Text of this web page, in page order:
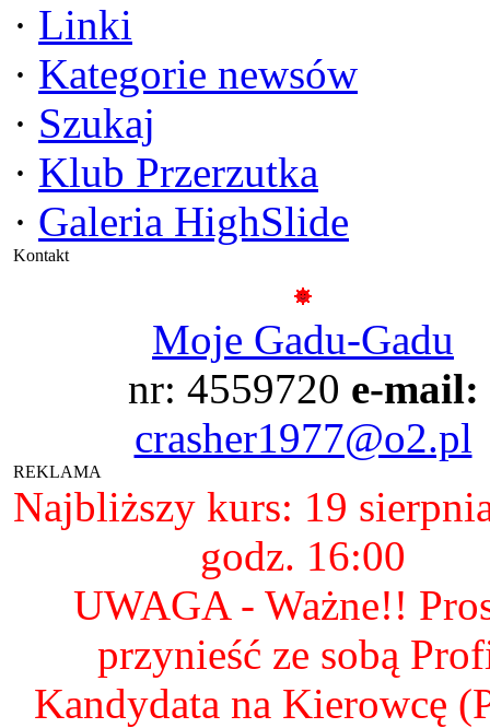
· Linki
· Kategorie newsów
· Szukaj
· Klub Przerzutka
· Galeria HighSlide
Kontakt
Moje Gadu-Gadu
nr: 4559720 e-mail:
crasher1977@o2.pl
REKLAMA
Najbliższy kurs: 19
godz. 16:00
UWAGA - Ważne!!
przynieść ze sobą
Kandydata na Kierowcę